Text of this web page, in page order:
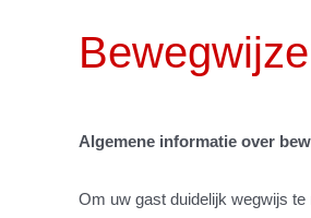
Algemene informatie over
Om uw gast duidelijk wegwijs